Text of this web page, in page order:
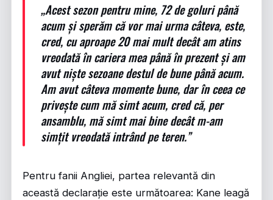
„Acest sezon pentru mine, 72 de goluri până
acum și sperăm că vor mai urma câteva, este,
cred, cu aproape 20 mai mult decât am atins
vreodată în cariera mea până în prezent și am
avut niște sezoane destul de bune până acum.
Am avut câteva momente bune, dar în ceea ce
privește cum mă simt acum, cred că, per
ansamblu, mă simt mai bine decât m-am
simțit vreodată intrând pe teren.”
Pentru fanii Angliei, partea relevantă din
această declarație este următoarea: Kane leagă